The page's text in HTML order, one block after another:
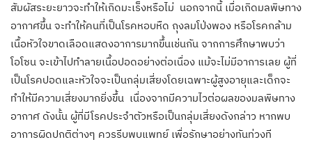
สัมผัสระยะยาวจะทำให้เกิดมะเร็งหรือไม่ นอกจากนี้ เมื่อเกิดมลพิษทาง
อากาศขึ้น จะทำให้คนที่เป็นโรคหอบหืด ถุงลมโป่งพอง หรือโรคกล้าม
เนื้อหัวใจขาดเลือดแสดงอาการมากขึ้นเช่นกัน จากการศึกษาพบว่า
โอโซน จะเข้าไปทำลายเนื้อปอดอย่างต่อเนื่อง แม้จะไม่มีอาการเลย ผู้ที่
เป็นโรคปอดและหัวใจจะเป็นกลุ่มเสี่ยงโดยเฉพาะผู้สูงอายุและเด็กจะ
ทำให้มีความเสี่ยงมากยิ่งขึ้น เนื่องจากมีความไวต่อผลของมลพิษทาง
อากาศ ดังนั้น ผู้ที่มีโรคประจำตัวหรือเป็นกลุ่มเสี่ยงดังกล่าว หากพบ
อาการผิดปกติต่างๆ ควรรีบพบแพทย์ เพื่อรักษาอย่างทันท่วงที